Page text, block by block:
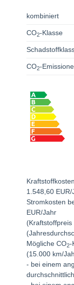
kombiniert
CO2-Klasse
CO2-
1.548,60 EUR/
Stromkosten
EUR/Jahr
Mögliche CO2-
(15.000 km/
- bei einem